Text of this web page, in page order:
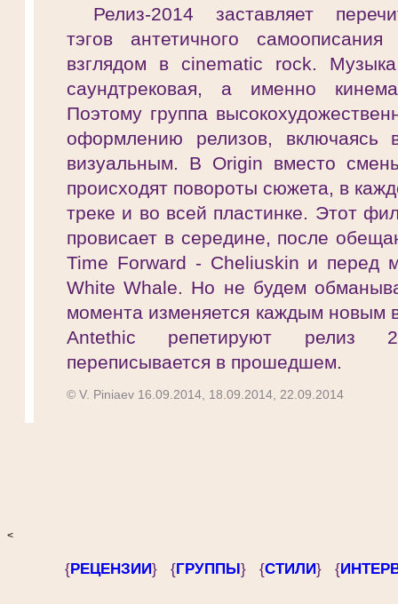
Релиз-2014 заставляет
тэгов антетичного
взглядом в cinematic rock.
саундтрековая, а именно
Поэтому группа
оформлению релизов, включаясь
визуальным. В Origin вместо
происходят повороты сюжета, в
треке и во всей пластинке. Этот
провисает в середине, после
Time Forward - Cheliuskin и перед
White Whale. Но не будем
момента изменяется каждым новым
Antethic репетируют релиз
переписывается в прошедшем.
© V. Piniaev 16.09.2014, 18.09.2014, 22.09.2014
<
{РЕЦЕНЗИИ} {ГРУППЫ} {СТИЛИ} {